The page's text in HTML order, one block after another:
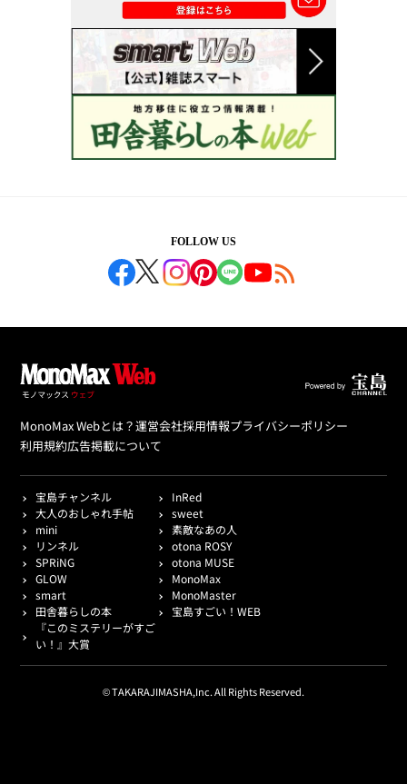
FOLLOW US
MonoMax Webとは？運営会社採用情報プライバシーポリシー
利用規約広告掲載について
宝島チャンネル
InRed
大人のおしゃれ手帖
sweet
mini
素敵なあの人
リンネル
otona ROSY
SPRiNG
otona MUSE
GLOW
MonoMax
smart
MonoMaster
田舎暮らしの本
宝島すごい！WEB
『このミステリーがすご
い！』大賞
© TAKARAJIMASHA,Inc. All Rights Reserved.